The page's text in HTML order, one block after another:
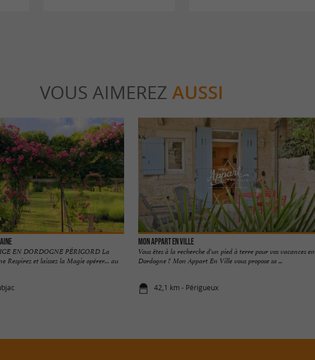
VOUS AIMEREZ AUSSI
EN DORDOGNE PÉRIGORD La
Respirez et laissez la Magie opérer… au
Mon Appart En Ville
Vous êtes à la recherche d'un pied à terre pour vos vacances en
Dordogne ? Mon Appart En Ville vous propose sa ...
42,1 km - Périgueux